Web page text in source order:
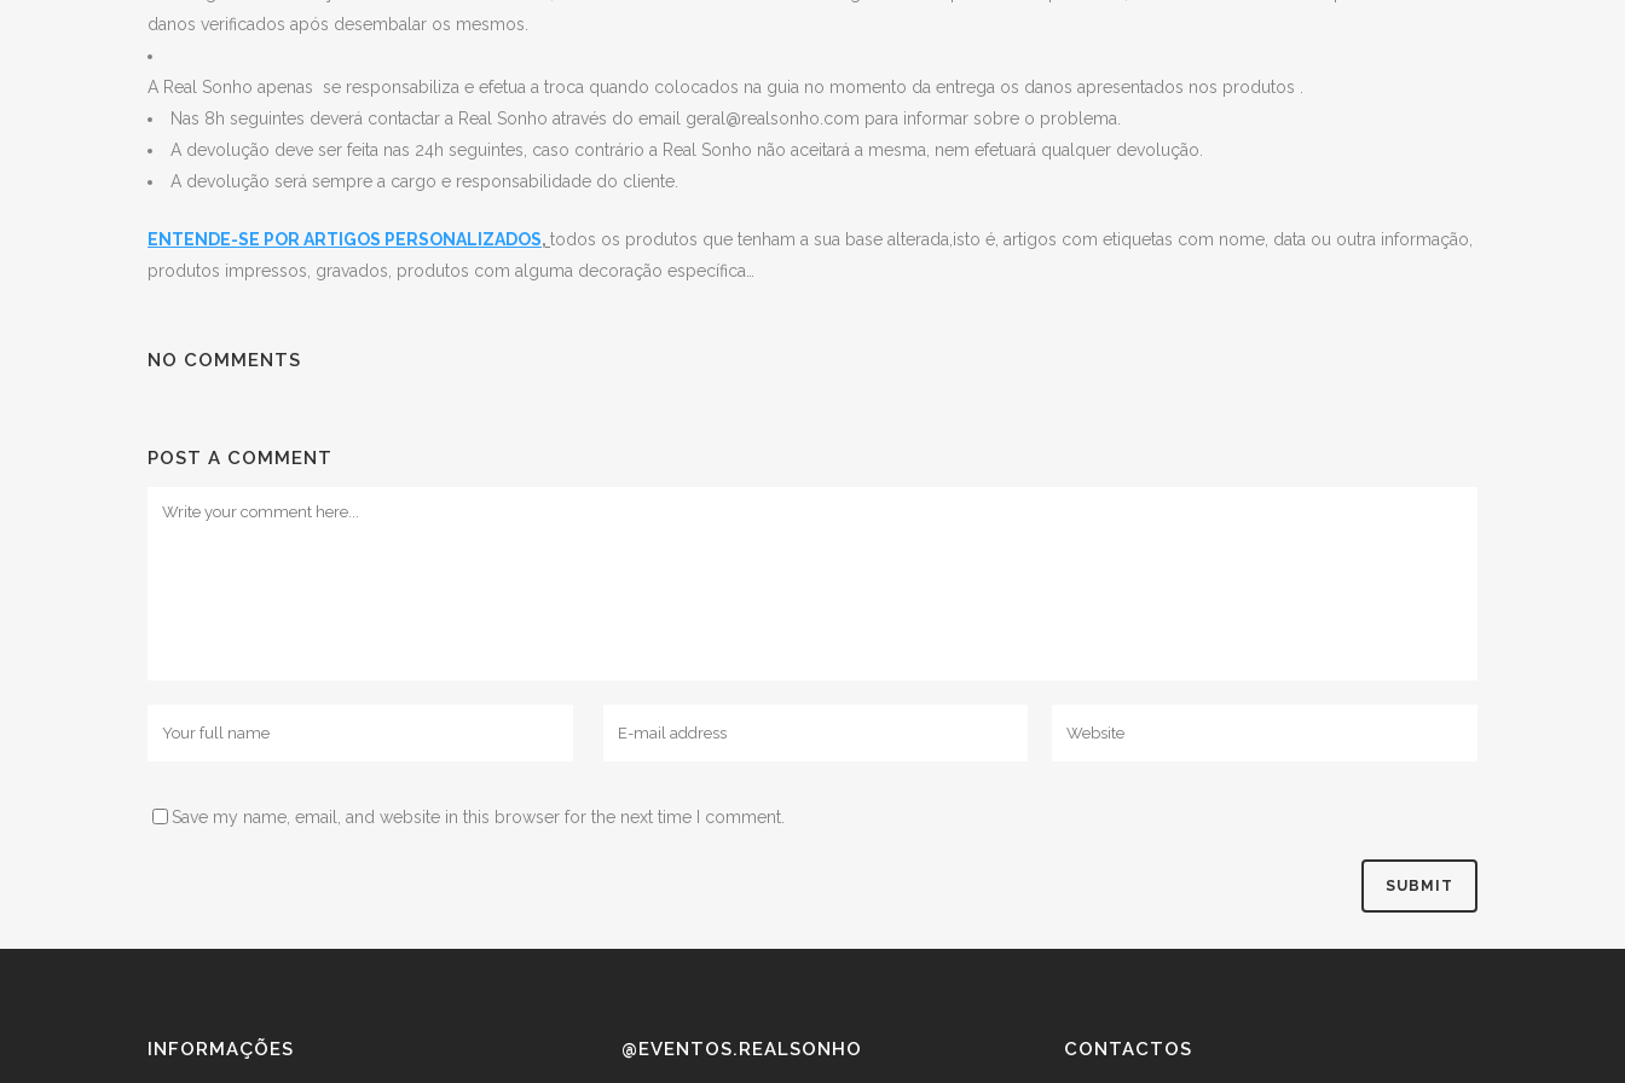
danos verificados após desembalar os mesmos.
A Real Sonho apenas se responsabiliza e efetua a troca quando colocados na guia no momento da entrega os danos apresentados nos produtos .
Nas 8h seguintes deverá contactar a Real Sonho através do email geral@realsonho.com para informar sobre o problema.
A devolução deve ser feita nas 24h seguintes, caso contrário a Real Sonho não aceitará a mesma, nem efetuará qualquer devolução.
A devolução será sempre a cargo e responsabilidade do cliente.
ENTENDE-SE POR ARTIGOS PERSONALIZADOS, todos os produtos que tenham a sua base alterada,isto é, artigos com etiquetas com nome, data ou outra informação,
produtos impressos, gravados, produtos com alguma decoração específica…
NO COMMENTS
POST A COMMENT
Save my name, email, and website in this browser for the next time I comment.
INFORMAÇÕES @EVENTOS.REALSONHO CONTACTOS